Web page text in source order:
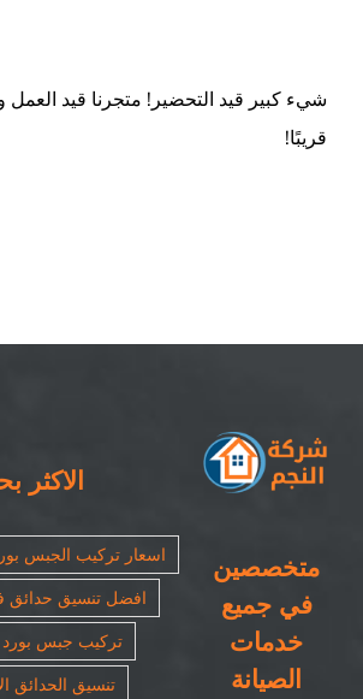
شيء كبير قيد التحضير! متجرنا قيد العمل
قريبًا!
متخصصين
في جميع
خدمات
الصيانة
الاكثر
اسعار تركيب الجبس
افضل تنسيق حدائق
تركيب جبس
تنسيق الحدائق